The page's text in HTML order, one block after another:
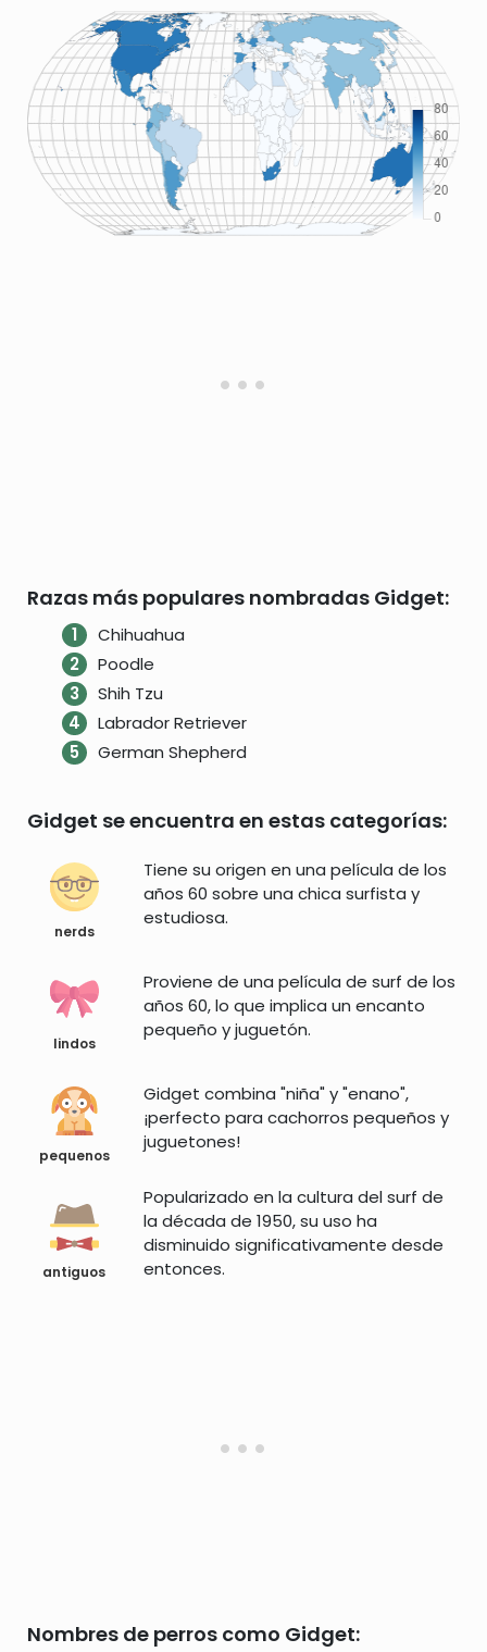
Razas más populares nombradas Gidget:
Chihuahua
Poodle
Shih Tzu
Labrador Retriever
German Shepherd
Gidget se encuentra en estas categorías:
nerds
Tiene su origen en una película de los
años 60 sobre una chica surfista y
estudiosa.
lindos
Proviene de una película de surf de los
años 60, lo que implica un encanto
pequeño y juguetón.
pequenos
Gidget combina "niña" y "enano",
¡perfecto para cachorros pequeños y
juguetones!
antiguos
Popularizado en la cultura del surf de
la década de 1950, su uso ha
disminuido significativamente desde
entonces.
Nombres de perros como Gidget: